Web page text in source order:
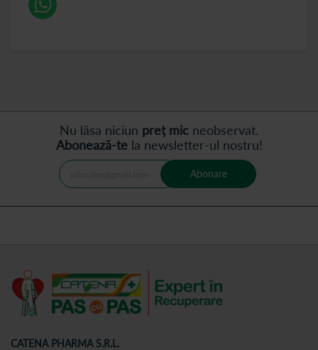
Nu lăsa niciun preț mic neobservat.
Abonează-tela newsletter-ul nostru!
Abonare
CATENA PHARMA S.R.L.